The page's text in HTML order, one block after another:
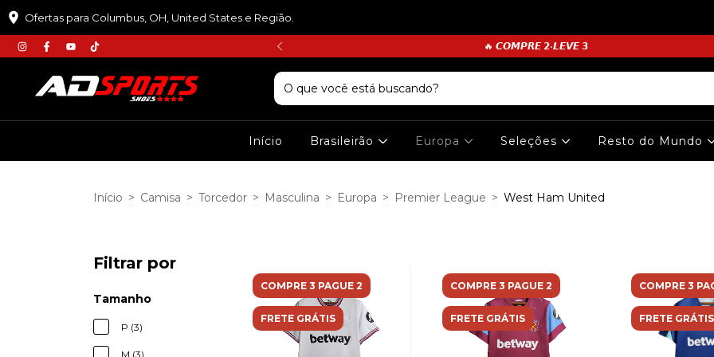
Ofertas para Columbus, OH, United States e Região.
:𝙋𝙍𝙄𝙈𝙀𝙄𝙍𝘼𝘾𝙊𝙈𝙋𝙍𝘼 🔥 𝘾𝙊𝙈𝙋𝙍𝙀 𝟮•𝙇𝙀𝙑𝙀 𝟯
Início Brasileirão Europa Seleções Resto do Mundo
Início > Camisa > Torcedor > Masculina > Europa > Premier League > West Ham United
Filtrar por
Tamanho
P (3)
M (3)
COMPRE 3 PAGUE 2
FRETE GRÁTIS
COMPRE 3 PAGUE 2
FRETE GRÁTIS
COMPRE 3
FRETE GRÁTIS